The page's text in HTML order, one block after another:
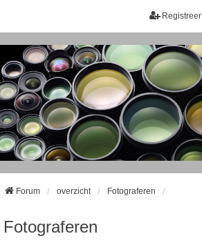
Registreer
Forum overzicht Fotograferen
Fotograferen